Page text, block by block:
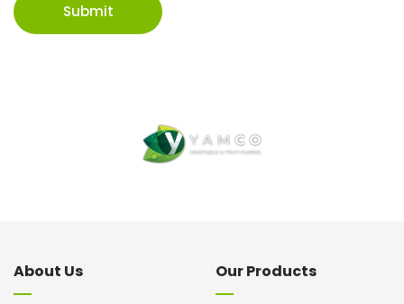
Submit
About Us Our Products